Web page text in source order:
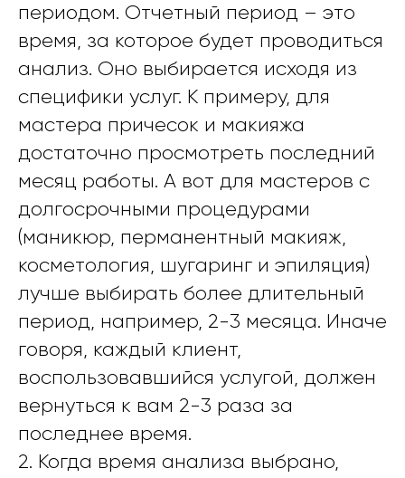
периодом. Отчетный период – это
время, за которое будет проводиться
анализ. Оно выбирается исходя из
специфики услуг. К примеру, для
мастера причесок и макияжа
достаточно просмотреть последний
месяц работы. А вот для мастеров с
долгосрочными процедурами
(маникюр, перманентный макияж,
косметология, шугаринг и эпиляция)
лучше выбирать более длительный
период, например, 2-3 месяца. Иначе
говоря, каждый клиент,
воспользовавшийся услугой, должен
вернуться к вам 2-3 раза за
последнее время.
2. Когда время анализа выбрано,